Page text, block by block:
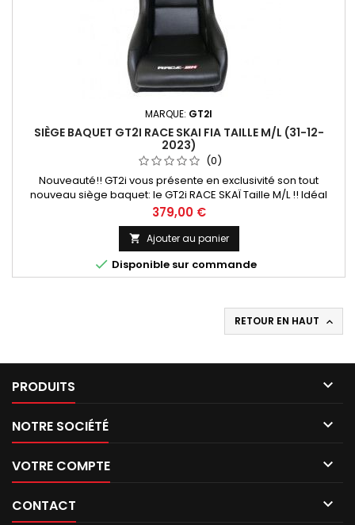
MARQUE: GT2I
SIÈGE BAQUET GT2I RACE SKAI FIA TAILLE M/L (31-12-
2023)
(0)
Nouveauté!! GT2i vous présente en exclusivité son tout
nouveau siège baquet: le GT2i RACE SKAÏ Taille M/L !! Idéal
pour une utilisation en SSV, 4x4 et Off-road, ce baquet est
doté d'une coque en fibre de verre et d'un revêtement
en skaï d'excellente qualité, ce siège baquet offre à son
utilisateur un confort d'utilisation exceptionnel! L'assise est...
Prix
379,00 €
 Ajouter au panier
 Disponible sur commande
RETOUR EN HAUT 
PRODUITS 
NOTRE SOCIÉTÉ 
VOTRE COMPTE 
CONTACT 